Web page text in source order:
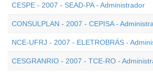
CESPE - 2007 - SEAD-PA - Administrador
CONSULPLAN - 2007 - CEPISA -
NCE-UFRJ - 2007 - ELETROBRÁS -
CESGRANRIO - 2007 - TCE-RO -